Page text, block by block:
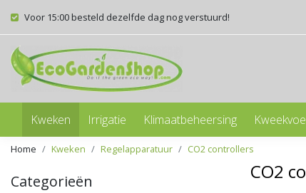
Voor 15:00 besteld dezelfde dag nog verstuurd!
Kweken Irrigatie Klimaatbeheersing
Home Kweken Regelapparatuur CO2 controllers
Categorieën CO2